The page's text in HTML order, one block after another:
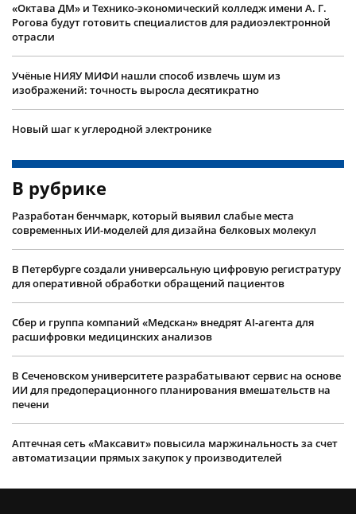
«Октава ДМ» и Технико-экономический колледж имени А. Г.
Рогова будут готовить специалистов для радиоэлектронной
отрасли
Учëные НИЯУ МИФИ нашли способ извлечь шум из
изображений: точность выросла десятикратно
Новый шаг к углеродной электронике
В рубрике
Разработан бенчмарк, который выявил слабые места
современных ИИ-моделей для дизайна белковых молекул
В Петербурге создали универсальную цифровую регистратуру
для оперативной обработки обращений пациентов
Сбер и группа компаний «Медскан» внедрят AI-агента для
расшифровки медицинских анализов
В Сеченовском университете разрабатывают сервис на основе
ИИ для предоперационного планирования вмешательств на
печени
Аптечная сеть «Максавит» повысила маржинальность за счет
автоматизации прямых закупок у производителей